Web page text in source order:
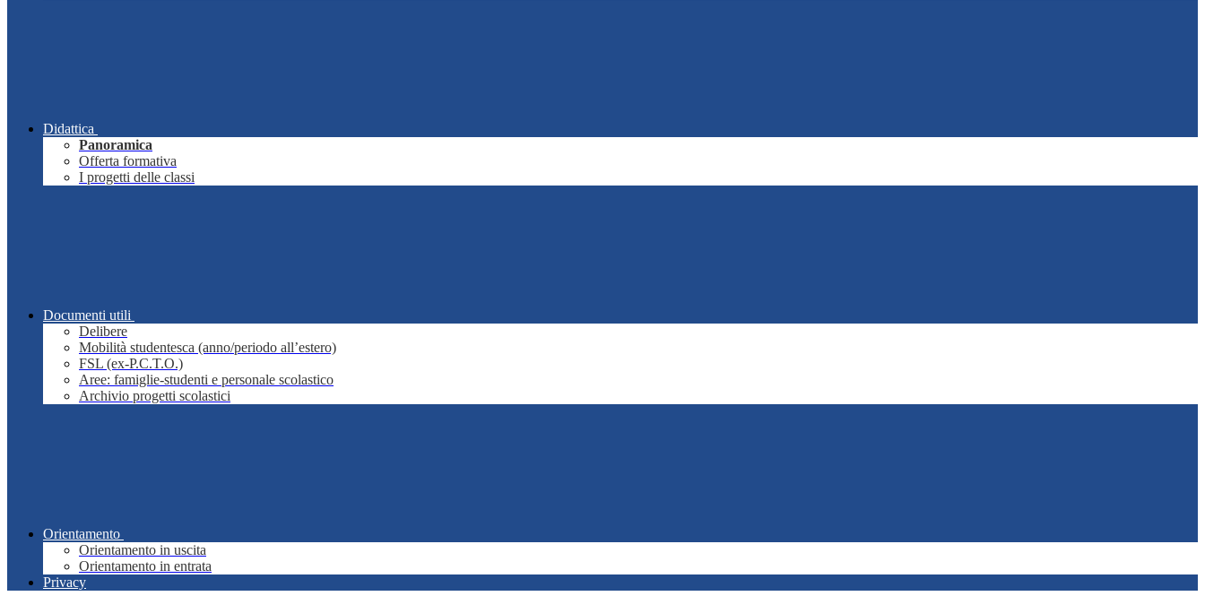
Didattica
Panoramica
Offerta formativa
I progetti delle classi
Documenti utili
Delibere
Mobilità studentesca (anno/periodo all’estero)
FSL (ex-P.C.T.O.)
Aree: famiglie-studenti e personale scolastico
Archivio progetti scolastici
Orientamento
Orientamento in uscita
Orientamento in entrata
Privacy